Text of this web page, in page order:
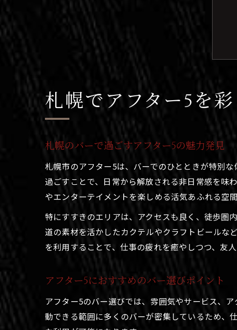
札幌でアフター5を
札幌のバーで過ごすアフター5の魅力発見
札幌市のアフター5は、バーでのひとときが特別
過ごすことで、日常から解放される非日常感を味
やエンターテイメントを楽しめる活気あふれる空
特にすすきのエリアは、アクセスも良く、徒歩圏
道の素材を活かしたカクテルやクラフトビールな
を利用することで、仕事の疲れを癒やしつつ、友
アフター5におすすめのバー選びポイント
アフター5のバー選びでは、雰囲気やサービス、
動できる範囲に多くのバーが密集しているため、